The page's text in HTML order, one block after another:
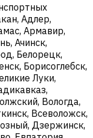
Адлер,
Армавир,
Ачинск,
Белорецк,
Борисоглебск,
Луки,
Вологда,
Всеволожск,
Дзержинск,